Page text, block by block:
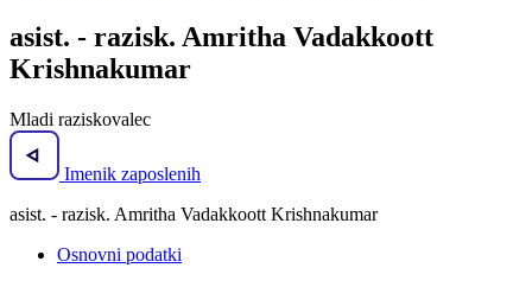
asist. - razisk. Amritha Vadakkoott
Krishnakumar
Mladi raziskovalec
Imenik zaposlenih
asist. - razisk. Amritha Vadakkoott Krishnakumar
Osnovni podatki